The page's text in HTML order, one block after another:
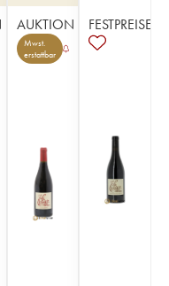
AUKTION
Mwst.
erstattbar
FESTPREISE